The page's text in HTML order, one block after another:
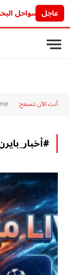
عاجل
أنت الآن تتصفح: